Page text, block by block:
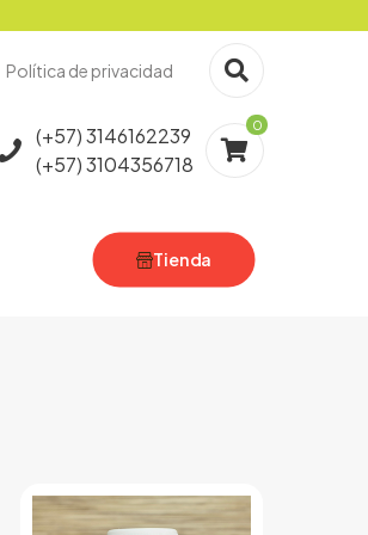
Política de privacidad
(+57) 3146162239
(+57) 3104356718
0
Tienda